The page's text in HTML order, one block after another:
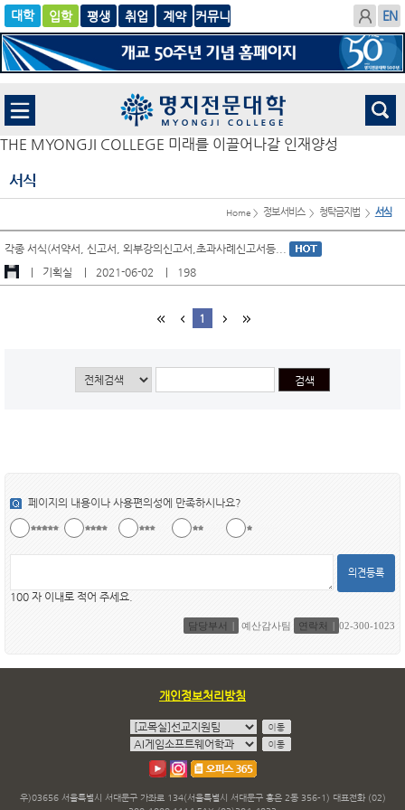
입학
글로
벌
평생 취업
계
약
THE MYONGJI COLLEGE 미래를 이끌어나갈 인재양성
서식
Home > 정보서비스 > 청탁금지법 > 서식
각종 서식(서약서, 신고서, 외부강의신고서,초과사례신고서등...
기획실
2021-06-02 198
1
페이지의 내용이나 사용편의성에 만족하시나요?
의견등록
100 자 이내로 적어 주세요.
담당부서 예산감사팀 연락처 02-300-1023
개인정보처리방침
우)03656 서울특별시 서대문구 가좌로 134(서울특별시 서대문구 홍은 2동 356-1) 대표전화 (02)